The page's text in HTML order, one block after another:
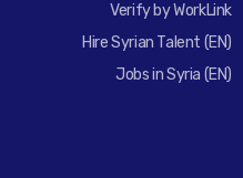
Verify by WorkLink
Hire Syrian Talent (EN)
Jobs in Syria (EN)